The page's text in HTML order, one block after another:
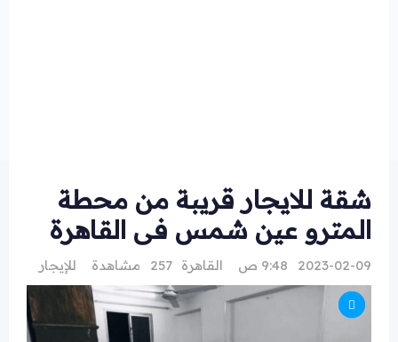
شقة للايجار قريبة من محطة
المترو عين شمس فى القاهرة
2023-02-09 9:48 ص القاهرة 257 مشاهدة للإيجار